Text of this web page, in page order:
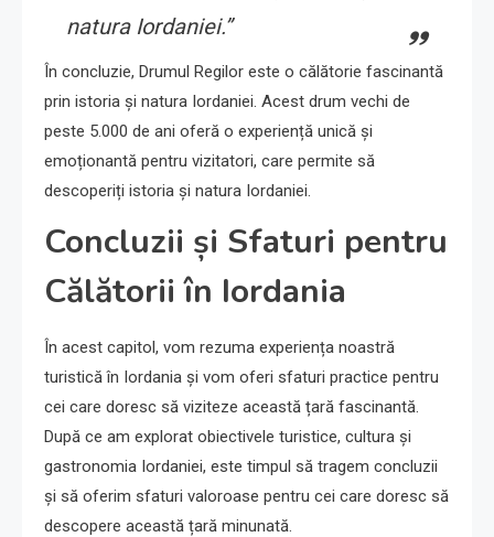
natura Iordaniei.”
În concluzie, Drumul Regilor este o călătorie fascinantă
prin istoria și natura Iordaniei. Acest drum vechi de
peste 5.000 de ani oferă o experiență unică și
emoționantă pentru vizitatori, care permite să
descoperiți istoria și natura Iordaniei.
Concluzii și Sfaturi pentru
Călătorii în Iordania
În acest capitol, vom rezuma experiența noastră
turistică în Iordania și vom oferi sfaturi practice pentru
cei care doresc să viziteze această țară fascinantă.
După ce am explorat obiectivele turistice, cultura și
gastronomia Iordaniei, este timpul să tragem concluzii
și să oferim sfaturi valoroase pentru cei care doresc să
descopere această țară minunată.